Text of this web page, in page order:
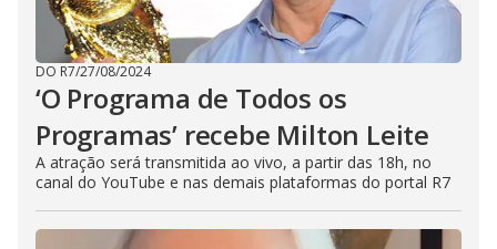
DO R7/27/08/2024
‘O Programa de Todos os
Programas’ recebe Milton Leite
A atração será transmitida ao vivo, a partir das 18h, no
canal do YouTube e nas demais plataformas do portal R7